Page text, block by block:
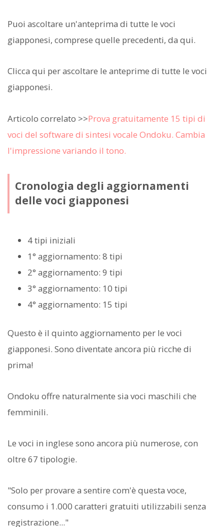
Puoi ascoltare un'anteprima di tutte le voci
giapponesi, comprese quelle precedenti, da qui.
Clicca qui per ascoltare le anteprime di tutte le voci
giapponesi.
Articolo correlato >>Prova gratuitamente 15 tipi di
voci del software di sintesi vocale Ondoku. Cambia
l'impressione variando il tono.
Cronologia degli aggiornamenti
delle voci giapponesi
4 tipi iniziali
1° aggiornamento: 8 tipi
2° aggiornamento: 9 tipi
3° aggiornamento: 10 tipi
4° aggiornamento: 15 tipi
Questo è il quinto aggiornamento per le voci
giapponesi. Sono diventate ancora più ricche di
prima!
Ondoku offre naturalmente sia voci maschili che
femminili.
Le voci in inglese sono ancora più numerose, con
oltre 67 tipologie.
"Solo per provare a sentire com'è questa voce,
consumo i 1.000 caratteri gratuiti utilizzabili senza
registrazione..."